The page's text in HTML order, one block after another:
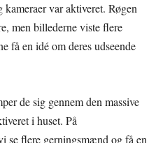
var aktiveret. Røgen
men billederne viste flere
få en idé om deres udseende
de sig gennem den massive
i huset. På
se flere gerningsmænd og få en